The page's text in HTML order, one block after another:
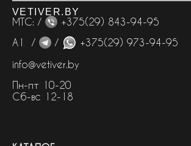
VETIVER.BY
МТС: /
+375(29) 843-94-95
А1 /
/
+375(29) 973-94-95
info@vetiver.by
Пн-пт 10-20
Сб-вс 12-18